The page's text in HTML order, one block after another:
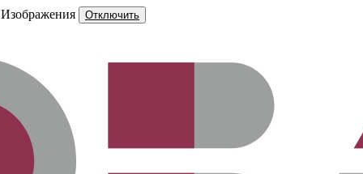
Изображения Отключить